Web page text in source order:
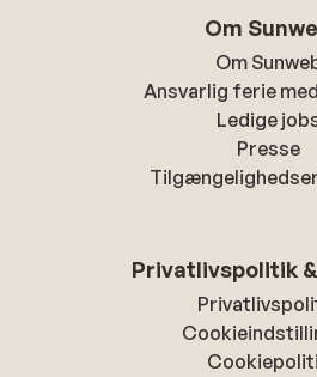
Om
Om
Ansvarlig ferie
Ledige
Presse
Privatlivspolitik